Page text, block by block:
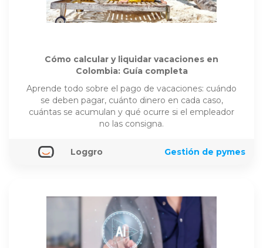
Cómo calcular y liquidar vacaciones en
Colombia: Guía completa
Aprende todo sobre el pago de vacaciones: cuándo
se deben pagar, cuánto dinero en cada caso,
cuántas se acumulan y qué ocurre si el empleador
no las consigna.
Loggro Gestión de pymes